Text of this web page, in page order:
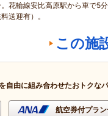
花輪線安比高原駅から車で5
送迎有）。
この施
自由に組み合わせたおトクな
航空券付プラ